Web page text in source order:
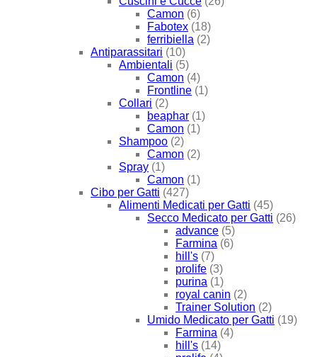
Camon (6)
Fabotex (18)
ferribiella (2)
Antiparassitari (10)
Ambientali (5)
Camon (4)
Frontline (1)
Collari (2)
beaphar (1)
Camon (1)
Shampoo (2)
Camon (2)
Spray (1)
Camon (1)
Cibo per Gatti (427)
Alimenti Medicati per Gatti (45)
Secco Medicato per Gatti (26)
advance (5)
Farmina (6)
hill's (7)
prolife (3)
purina (1)
royal canin (2)
Trainer Solution (2)
Umido Medicato per Gatti (19)
Farmina (4)
hill's (14)